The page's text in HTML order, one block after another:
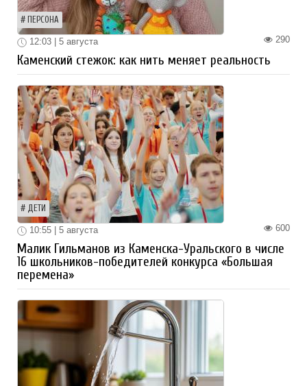
ПЕРСОНА
290
12:03 | 5 августа
Каменский стежок: как нить меняет реальность
ДЕТИ
600
10:55 | 5 августа
Малик Гильманов из Каменска-Уральского в числе
16 школьников-победителей конкурса «Большая
перемена»